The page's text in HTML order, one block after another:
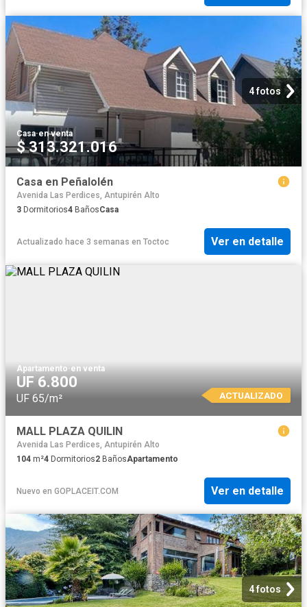
4 fotos
Casa·en venta
$ 313.321.016
Casa en Peñalolén
Avenida Las Perdices, Antupirén Alto
3 Dormitorios4 BañosCasa
Actualizado hace 3 semanas en Toctoc Ver en detalle
Apartamento·en venta
UF 6.800
UF 65/m² ACTUALIZADO
MALL PLAZA QUILIN
Avenida Las Perdices, Antupirén Alto
104 m²4 Dormitorios2 BañosApartamento
Nuevo en GOPLACEIT.COM Ver en detalle
4 fotos